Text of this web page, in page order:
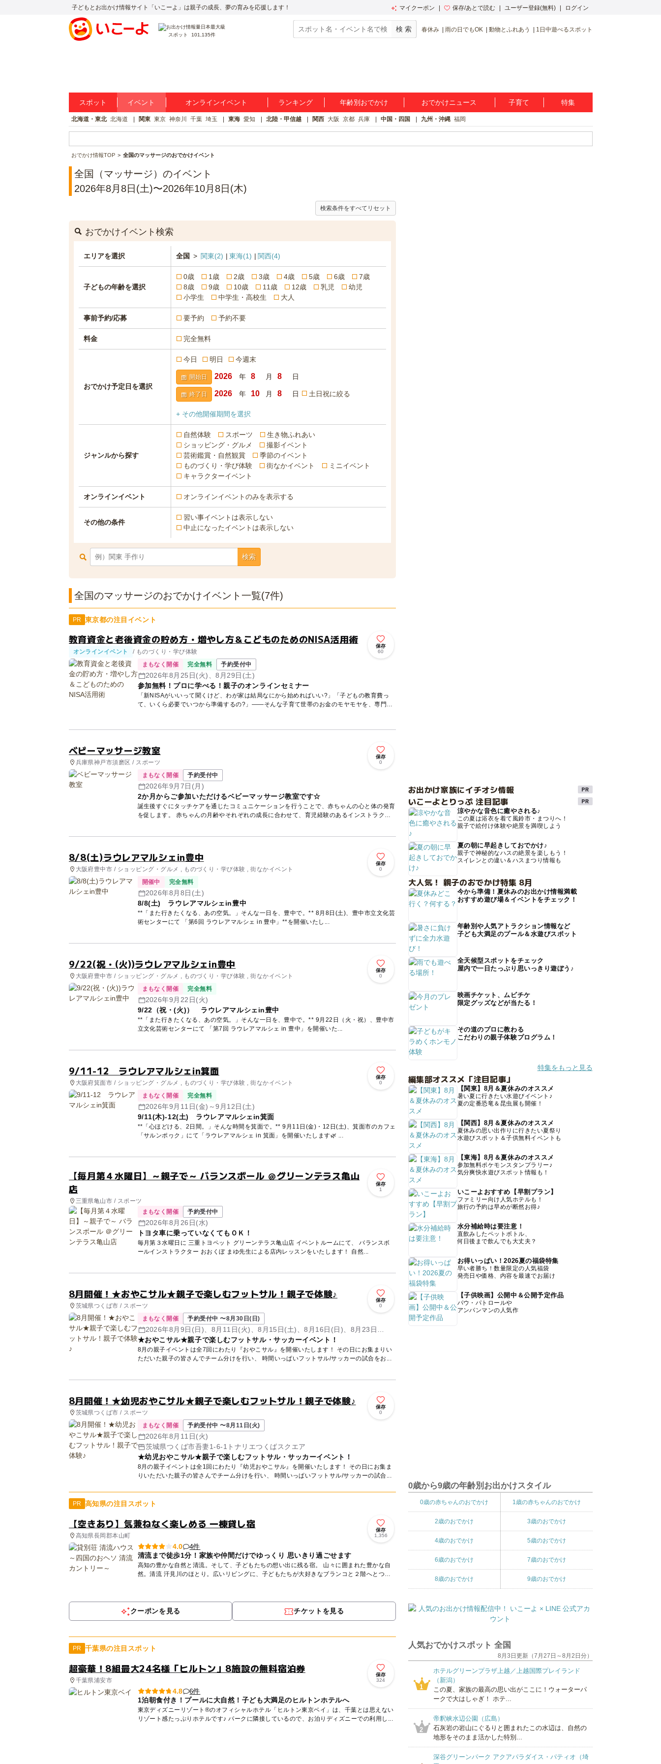
子どもとお出かけ情報サイト「いこーよ」は親子の成長、夢の育みを応援します！ マイクーポン 保存/あとで読む ユーザー登録(無料) ログイン
スポット 101,135件
春休み 雨の日でもOK 動物とふれあう 1日中遊べるスポット
スポット イベント オンラインイベント ランキング 年齢別おでかけ おでかけニュース 子育て 特集
北海道・東北 北海道 関東 東京 神奈川 千葉 埼玉 東海 愛知 北陸・甲信越 関西 大阪 京都 兵庫 中国・四国 九州・沖縄 福岡
おでかけ情報TOP 全国のマッサージのおでかけイベント
全国（マッサージ）のイベント
2026年8月8日(土)〜2026年10月8日(木)
検索条件をすべてリセット
おでかけイベント検索
エリアを選択 全国 > 関東(2) 東海(1) 関西(4)
子どもの年齢を選択
0歳 1歳 2歳 3歳 4歳 5歳 6歳
7歳
8歳
9歳 10歳 11歳 12歳 乳児
幼児
小学生
中学生・高校生 大人
事前予約/応募 要予約 予約不要
料金 完全無料
おでかけ予定日を選択
今日 明日 今週末
開始日 年 月 日
終了日 年 月 日 土日祝に絞る
+ その他開催期間を選択
ジャンルから探す
自然体験 スポーツ
生き物ふれあい
ショッピング・グルメ
撮影イベント
芸術鑑賞・自然観賞
季節のイベント
ものづくり・学び体験
街なかイベント
ミニイベント
キャラクターイベント
オンラインイベント オンラインイベントのみを表示する
その他の条件
習い事イベントは表示しない
中止になったイベントは表示しない
検索
全国のマッサージのおでかけイベント一覧(7件)
PR 東京都の注目イベント
教育資金と老後資金の貯め方・増やし方＆こどものためのNISA活用術
オンラインイベント / ものづくり・学び体験
保存
60
まもなく開催 完全無料 予約受付中
2026年8月25日(火)、8月29日(土)
参加無料！プロに学べる！親子のオンラインセミナー
「新NISAがいいって聞くけど、わが家は結局なにから始めればいい?」「子どもの教育費っ
て、いくら必要でいつから準備するの?」——そんな子育て世帯のお金のモヤモヤを、専門の
ベビーマッサージ教室
兵庫県神戸市須磨区 / スポーツ
保存
0
まもなく開催 予約受付中
2026年9月7日(月)
2か月からご参加いただけるベビーマッサージ教室です☆
誕生後すぐにタッチケアを通じたコミュニケーションを行うことで、赤ちゃんの心と体の発育
を促します。 赤ちゃんの月齢やそれぞれの成長に合わせて、育児経験のあるインストラクタ
8/8(土)ラウレアマルシェin豊中
大阪府豊中市 / ショッピング・グルメ , ものづくり・学び体験 , 街なかイベント
保存
0
開催中 完全無料
2026年8月8日(土)
8/8(土) ラウレアマルシェin豊中
**「また行きたくなる、あの空気。」そんな一日を、豊中で。** 8月8日(土)、豊中市立文化芸
術センターにて 「第6回 ラウレアマルシェ in 豊中」**を開催いたし...
9/22(祝・(火))ラウレアマルシェin豊中
大阪府豊中市 / ショッピング・グルメ , ものづくり・学び体験 , 街なかイベント
保存
0
まもなく開催 完全無料
2026年9月22日(火)
9/22（祝・(火)） ラウレアマルシェin豊中
**「また行きたくなる、あの空気。」そんな一日を、豊中で。** 9月22日（火・祝）、豊中市
立文化芸術センターにて 「第7回 ラウレアマルシェ in 豊中」を開催いた...
9/11-12 ラウレアマルシェin箕面
大阪府箕面市 / ショッピング・グルメ , ものづくり・学び体験 , 街なかイベント
保存
0
まもなく開催 完全無料
2026年9月11日(金)～9月12日(土)
9/11(木)-12(土) ラウレアマルシェin箕面
**「心ほどける、2日間。」そんな時間を箕面で。** 9月11日(金)・12日(土)、箕面市のカフェ
「サルンポヮク」にて「ラウレアマルシェ in 箕面」を開催いたします🌿 ...
【毎月第４水曜日】～親子で～ バランスボール ＠グリーンテラス亀山
店
三重県亀山市 / スポーツ
保存
1
まもなく開催 予約受付中
2026年8月26日(水)
トヨタ車に乗っていなくてもＯＫ！
毎月第３水曜日に 三重トヨペット グリーンテラス亀山店 イベントルームにて、 バランスボ
ールインストラクター おおくぼ まゆ先生による店内レッスンをいたします！ 自然...
8月開催！★おやこサル★親子で楽しむフットサル！親子で体験♪
茨城県つくば市 / スポーツ
保存
0
まもなく開催 予約受付中 〜8月30日(日)
2026年8月9日(日)、8月11日(火)、8月15日(土)、8月16日(日)、8月23日
(日)...他
★おやこサル★親子で楽しむフットサル・サッカーイベント！
8月の親子イベントは全7回にわたり『おやこサル』を開催いたします！ その日にお集まりい
ただいた親子の皆さんでチーム分けを行い、 時間いっぱいフットサル/サッカーの試合をお...
8月開催！★幼児おやこサル★親子で楽しむフットサル！親子で体験♪
茨城県つくば市 / スポーツ
保存
0
まもなく開催 予約受付中 〜8月11日(火)
2026年8月11日(火)
茨城県つくば市吾妻1-6-1トナリエつくばスクエア
★幼児おやこサル★親子で楽しむフットサル・サッカーイベント！
8月の親子イベントは全1回にわたり『幼児おやこサル』を開催いたします！ その日にお集ま
りいただいた親子の皆さんでチーム分けを行い、 時間いっぱいフットサル/サッカーの試合...
PR 高知県の注目スポット
【空きあり】気兼ねなく楽しめる 一棟貸し宿
高知県長岡郡本山町
保存
1,356
4.0
4件
清流まで徒歩1分！家族や仲間だけでゆっくり 思いきり過ごせます
高知の豊かな自然と清流。そして、子どもたちの想い出に残る宿。 山々に囲まれた豊かな自
然。清流 汗見川のほとり。広いリビングに、子どもたちが大好きなブランコと２階へとつ
クーポンを見る チケットを見る
PR 千葉県の注目スポット
超豪華！8組最大24名様「ヒルトン」8施設の無料宿泊券
千葉県浦安市
保存
324
4.8
6件
1泊朝食付き！プールに大自然！子ども大満足のヒルトンホテルへ
東京ディズニーリゾート®のオフィシャルホテル「ヒルトン東京ベイ」は、千葉とは思えない
リゾート感たっぷりホテルです♪ パークに隣接しているので、お泊りディズニーでの利用し...
お出かけ家族にイチオシ情報
いこーよとりっぷ 注目記事
涼やかな音色に癒やされる♪
この夏は浴衣を着て風鈴市・まつりへ！
親子で絵付け体験や絶景を満喫しよう
夏の朝に早起きしておでかけ♪
親子で神秘的なハスの絶景を楽しもう！
スイレンとの違い＆ハスまつり情報も
大人気！ 親子のおでかけ特集 8月
今から準備！夏休みのお出かけ情報満載
おすすめ遊び場＆イベントをチェック！
年齢別や人気アトラクション情報など
子ども大満足のプール＆水遊びスポット
全天候型スポットをチェック
屋内で一日たっぷり思いっきり遊ぼう♪
映画チケット、ムビチケ
限定グッズなどが当たる！
その道のプロに教わる
こだわりの親子体験プログラム！
特集をもっと見る
編集部オススメ「注目記事」
【関東】8月＆夏休みのオススメ
暑い夏に行きたい水遊びイベント♪
夏の定番恐竜＆昆虫展も開催！
【関西】8月＆夏休みのオススメ
夏休みの思い出作りに行きたい夏祭り
水遊びスポット＆子供無料イベントも
【東海】8月＆夏休みのオススメ
参加無料ポケモンスタンプラリー♪
気分爽快水遊びスポット情報も！
いこーよおすすめ【早割プラン】
ファミリー向け人気ホテルも！
旅行の予約は早めが断然お得♪
水分補給時は要注意！
直飲みしたペットボトル、
何日後まで飲んでも大丈夫？
お得いっぱい！2026夏の福袋特集
早い者勝ち！数量限定の人気福袋
発売日や価格、内容を最速でお届け
【子供映画】公開中＆公開予定作品
パウ・パトロールや
アンパンマンの人気作
0歳から9歳の年齢別お出かけスタイル
0歳の赤ちゃんのおでかけ 1歳の赤ちゃんのおでかけ
2歳のおでかけ 3歳のおでかけ
4歳のおでかけ 5歳のおでかけ
6歳のおでかけ 7歳のおでかけ
8歳のおでかけ 9歳のおでかけ
人気おでかけスポット 全国
8月3日更新（7月27日～8月2日分）
1
ホテルグリーンプラザ上越／上越国際プレイランド
（新潟）
この夏、家族の最高の思い出がここに！ウォーターパ
ークで大はしゃぎ！ ホテ...
2
帝釈峡水辺公園（広島）
石灰岩の岩山にぐるりと囲まれたこの水辺は、自然の
地形をそのまま活かした特別...
深谷グリーンパーク アクアパラダイス・パティオ（埼